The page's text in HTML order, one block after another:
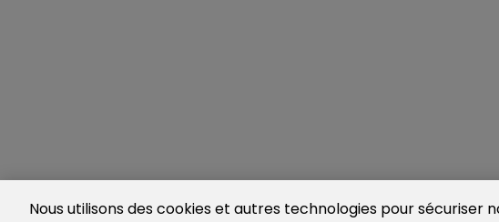
Nous utilisons des cookies et autres technologies pour sécuriser